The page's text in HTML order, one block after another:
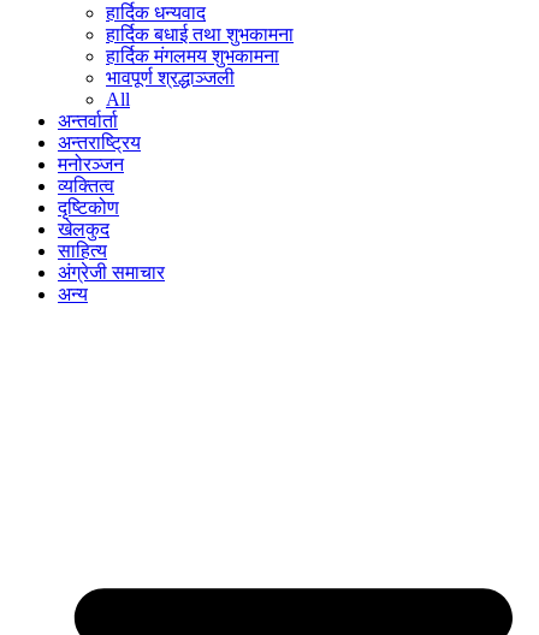
हार्दिक धन्यवाद
हार्दिक बधाई तथा शुभकामना
हार्दिक मंगलमय शुभकामना
भावपूर्ण श्रद्धाञ्जली
All
अन्तर्वार्ता
अन्तराष्ट्रिय
मनोरञ्जन
व्यक्तित्व
दृष्टिकोण
खेलकुद
साहित्य
अंग्रेजी समाचार
अन्य